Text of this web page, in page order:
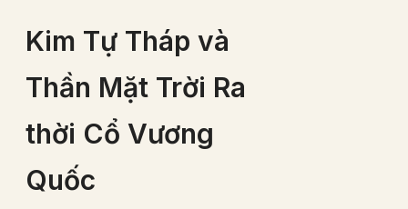
Kim Tự Tháp và
Thần Mặt Trời Ra
thời Cổ Vương
Quốc